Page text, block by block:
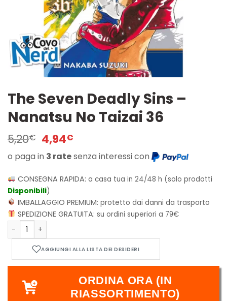
The Seven Deadly Sins –
Nanatsu No Taizai 36
5,20€ Il
prezzo
originale
5,20€.
4,94€
prezzo
attuale
4,94€.
o paga in 3 ratesenza interessi con
CONSEGNA RAPIDA:a casa tua in 24/48 h (solo prodotti
Disponibili)
IMBALLAGGIO PREMIUM:protetto dai danni da trasporto
SPEDIZIONE GRATUITA:su ordini superiori a 79€
The Seven Deadly Sins - Nanatsu No Taizai 36 quantità
ORDINA ORA (IN
RIASSORTIMENTO)